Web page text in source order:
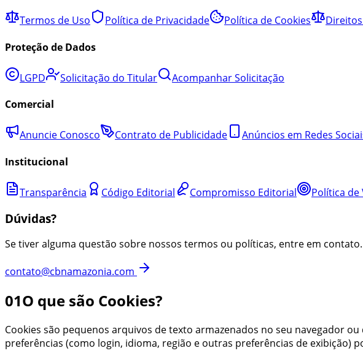
Termos de Uso Política de Privacidade Política de Cookies
Proteção de Dados
LGPD Solicitação do Titular
Acompanhar Solicitação
Comercial
Anuncie Conosco Contrato de Publicidade Anúncios em Redes
Institucional
Transparência Código Editorial Compromisso Editorial Política de
Dúvidas?
Se tiver alguma questão sobre nossos termos ou políticas, entre em contato.
contato@cbnamazonia.com
01O que são Cookies?
Cookies são pequenos arquivos de texto armazenados no seu navegador
preferências (como login, idioma, região e outras preferências de exibição)